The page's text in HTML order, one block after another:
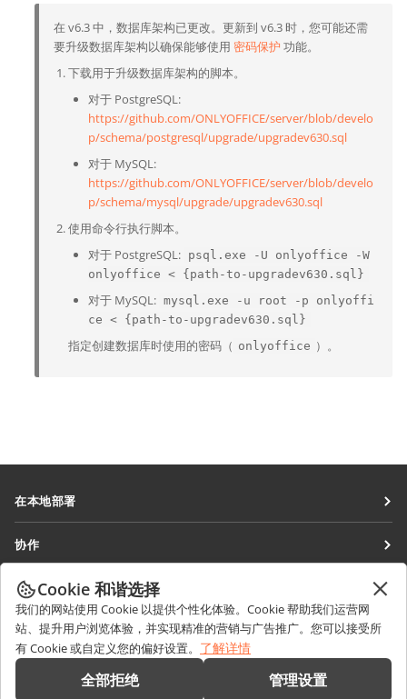
在 v6.3 中，数据库架构已更改。更新到 v6.3 时，您可能还需
要升级数据库架构以确保能够使用 密码保护 功能。
下载用于升级数据库架构的脚本。
对于 PostgreSQL:
https://github.com/ONLYOFFICE/server/blob/develo
p/schema/postgresql/upgrade/upgradev630.sql
对于 MySQL:
https://github.com/ONLYOFFICE/server/blob/develo
p/schema/mysql/upgrade/upgradev630.sql
使用命令行执行脚本。
对于 PostgreSQL: psql.exe -U onlyoffice -W
onlyoffice < {path-to-upgradev630.sql}
对于 MySQL: mysql.exe -u root -p onlyoffi
ce < {path-to-upgradev630.sql}
指定创建数据库时使用的密码（ onlyoffice ）。
在本地部署
协作空间
工作区
连接器
桌面应用程序
移动应用程序
协作
针对翻译人员
针对博主
职位空缺
获取最新资讯
博客
获取帮助
论坛
Cookie 和谐选择
我们的网站使用 Cookie 以提供个性化体验。Cookie 帮助我们运营网
站、提升用户浏览体验，并实现精准的营销与广告推广。您可以接受所
有 Cookie 或自定义您的偏好设置。 了解详情
全部拒绝 管理设置